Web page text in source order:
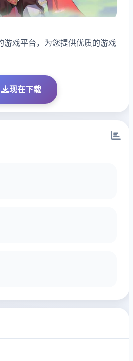
游戏平台，为您提供优质的游戏
现在下载